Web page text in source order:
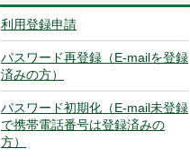
利用登録申請
パスワード再登録（E-mailを登録
済みの方）
パスワード初期化（E-mail未登録
で携帯電話番号は登録済みの
方）